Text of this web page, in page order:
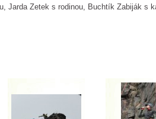
Jarda Zetek s rodinou, Buchtík Zabiják s